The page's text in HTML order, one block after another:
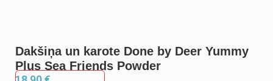
Dakšiņa un karote Done by Deer Yummy
Plus Sea Friends Powder